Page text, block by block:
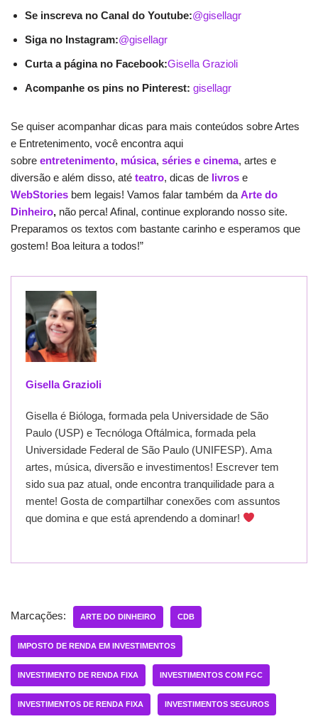
Se inscreva no Canal do Youtube:@gisellagr
Siga no Instagram:@gisellagr
Curta a página no Facebook:Gisella Grazioli
Acompanhe os pins no Pinterest: gisellagr
Se quiser acompanhar dicas para mais conteúdos sobre Artes
e Entretenimento, você encontra aqui
sobre entretenimento, música, séries e cinema, artes e
diversão e além disso, até teatro, dicas de livros e
WebStories bem legais! Vamos falar também da Arte do
Dinheiro, não perca! Afinal, continue explorando nosso site.
Preparamos os textos com bastante carinho e esperamos que
gostem! Boa leitura a todos!”
Gisella Grazioli
Gisella é Bióloga, formada pela Universidade de São
Paulo (USP) e Tecnóloga Oftálmica, formada pela
Universidade Federal de São Paulo (UNIFESP). Ama
artes, música, diversão e investimentos! Escrever tem
sido sua paz atual, onde encontra tranquilidade para a
mente! Gosta de compartilhar conexões com assuntos
que domina e que está aprendendo a dominar!
Marcações: ARTE DO DINHEIRO CDB
IMPOSTO DE RENDA EM INVESTIMENTOS
INVESTIMENTO DE RENDA FIXA INVESTIMENTOS COM FGC
INVESTIMENTOS DE RENDA FIXA INVESTIMENTOS SEGUROS